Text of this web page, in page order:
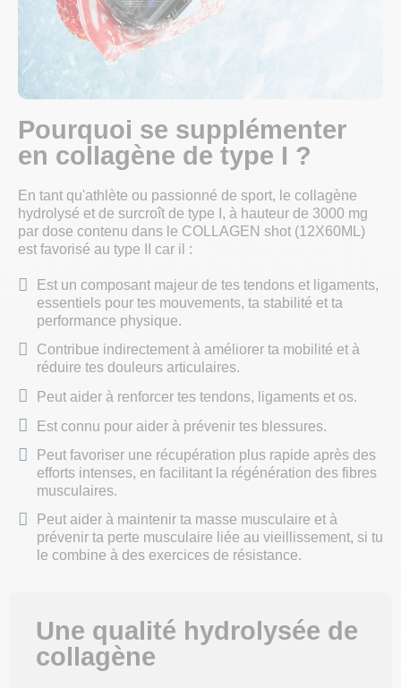
Pourquoi se supplémenter
en collagène de type I ?
En tant qu'athlète ou passionné de sport, le collagène
hydrolysé et de surcroît de type I, à hauteur de 3000 mg
par dose contenu dans le COLLAGEN shot (12X60ML)
est favorisé au type II car il :
Est un composant majeur de tes tendons et ligaments,
essentiels pour tes mouvements, ta stabilité et ta
performance physique.
Contribue indirectement à améliorer ta mobilité et à
réduire tes douleurs articulaires.
Peut aider à renforcer tes tendons, ligaments et os.
Est connu pour aider à prévenir tes blessures.
Peut favoriser une récupération plus rapide après des
efforts intenses, en facilitant la régénération des fibres
musculaires.
Peut aider à maintenir ta masse musculaire et à
prévenir ta perte musculaire liée au vieillissement, si tu
le combine à des exercices de résistance.
Une qualité hydrolysée de
collagène